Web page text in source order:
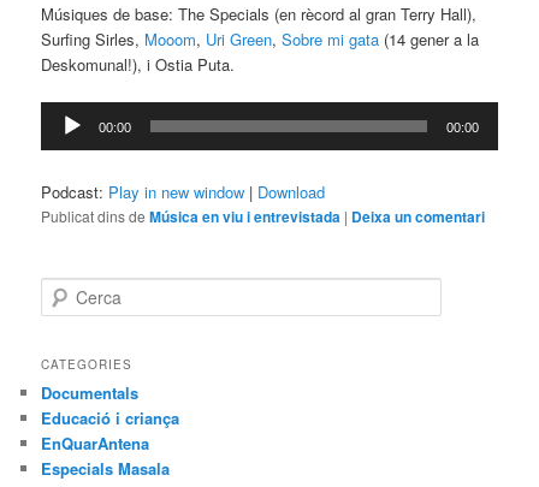
Músiques de base: The Specials (en rècord al gran Terry Hall),
Surfing Sirles, Mooom, Uri Green,Sobre mi gata (14 gener a la
Deskomunal!), i Ostia Puta.
Reproductor
d'àudio
00:00 00:00
Podcast: Play in new window | Download
Publicat dins de Música en viu i entrevistada | Deixa un comentari
e
c
CATEGORIES
Documentals
Educació i criança
EnQuarAntena
Especials Masala